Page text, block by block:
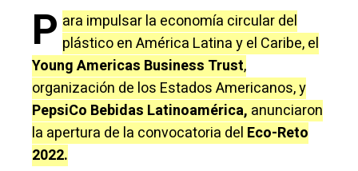
P ara impulsar la economía circular del
plástico en América Latina y el Caribe, el
Young Americas Business Trust,
organización de los Estados Americanos, y
PepsiCo Bebidas Latinoamérica, anunciaron
la apertura de la convocatoria del Eco-Reto
2022.